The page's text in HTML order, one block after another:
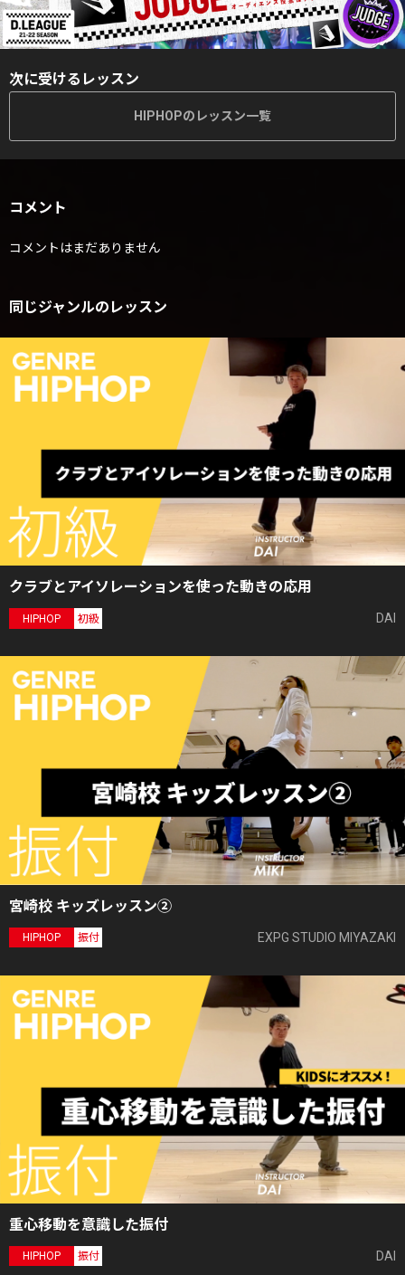
次に受けるレッスン
HIPHOPのレッスン一覧
コメント
コメントはまだありません
同じジャンルのレッスン
クラブとアイソレーションを使った動きの応用
HIPHOP 初級 DAI
宮崎校 キッズレッスン②
HIPHOP 振付 EXPG STUDIO MIYAZAKI
重心移動を意識した振付
HIPHOP 振付 DAI